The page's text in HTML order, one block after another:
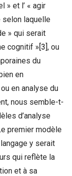
» et l’ « agir
selon laquelle
» qui serait
cognitif »[3], ou
du
en
ou en analyse du
nous semble-t-
d’analyse
premier modèle
y serait
qui reflète la
et à sa